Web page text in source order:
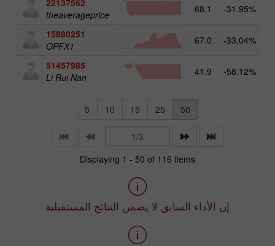
theaverageprice
68.1 -31.95%
15880251
OPFX1
67.0 -33.04%
51457985
Li Rui Nan
41.9 -58.12%
5 10 15 25 50
Displaying 1 - 50 of 116 items
إن الأداء السابق لا يضمن النتائج المستقبلية